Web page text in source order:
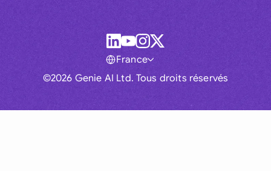
©2026 Genie AI Ltd. Tous droits réservés
France
Global